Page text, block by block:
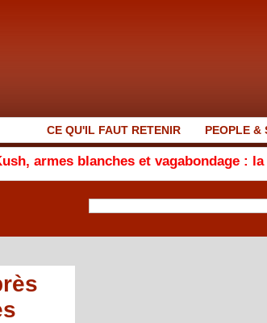
CE QU'IL FAUT RETENIR PEOPLE &
blanches et vagabondage : la police